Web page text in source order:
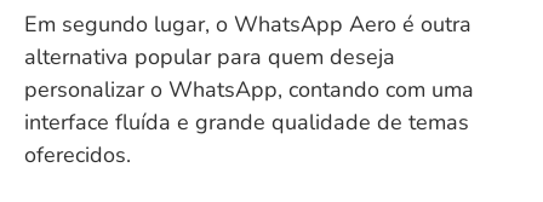
Em segundo lugar, o WhatsApp Aero é outra
alternativa popular para quem deseja
personalizar o WhatsApp, contando com uma
interface fluída e grande qualidade de temas
oferecidos.